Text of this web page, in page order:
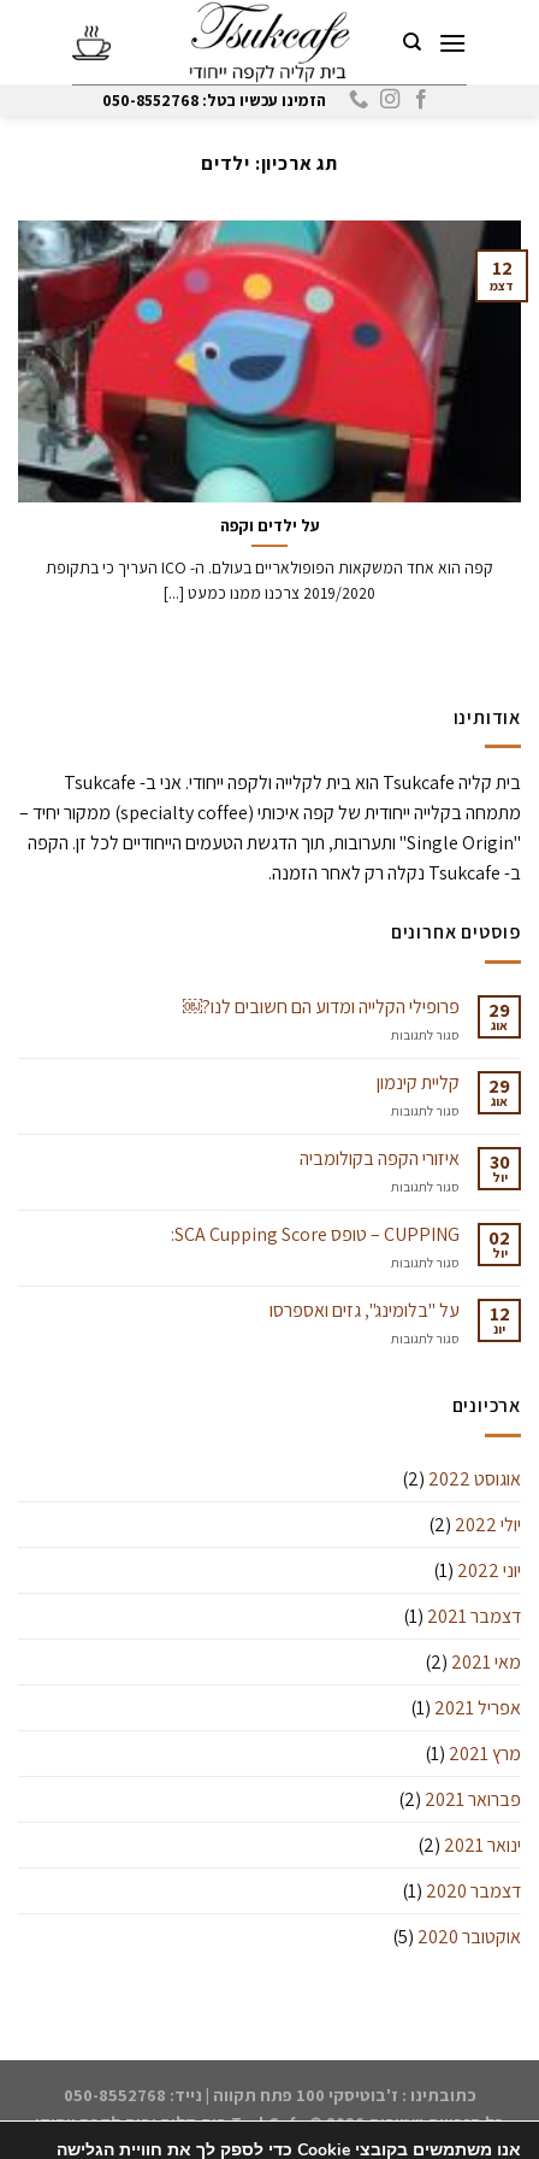
הזמינו עכשיו בטל: 050-8552768
תג ארכיון: ילדים
על ילדים וקפה
קפה הוא אחד המשקאות הפופולאריים בעולם. ה- ICO העריך כי בתקופת
2019/2020 צרכנו ממנו כמעט [...]
12
דצמ
אודותינו
בית קליה Tsukcafe הוא בית לקלייה ולקפה ייחודי. אני ב- Tsukcafe
מתמחה בקלייה ייחודית של קפה איכותי (specialty coffee) ממקור יחיד –
"Single Origin" ותערובות, תוך הדגשת הטעמים הייחודיים לכל זן. הקפה
ב- Tsukcafe נקלה רק לאחר הזמנה.
פוסטים אחרונים
29
אוג
פרופילי הקלייה ומדוע הם חשובים לנו?￼
סגור לתגובות
הקלייה
ומדוע
הם
לנו?
29
אוג
קליית קינמון
סגור לתגובות
קינמון
30
יול
איזורי הקפה בקולומביה
סגור לתגובות
הקפה
02
יול
CUPPING – טופס SCA Cupping Score:
סגור לתגובות
–
טופס
SCA
12
יונ
על "בלומינג", גזים ואספרסו
סגור לתגובות
ארכיונים
אוגוסט 2022
(2)
יולי 2022
(2)
יוני 2022
(1)
דצמבר 2021
(1)
מאי 2021
(2)
אפריל 2021
(1)
מרץ 2021
(1)
פברואר 2021
(2)
ינואר 2021
(2)
דצמבר 2020
(1)
אוקטובר 2020
(5)
כתובתינו : ז'בוטיסקי 100 פתח תקווה | נייד: 050-8552768
כל הזכויות שמורות 2026 ©
TsukCafe בית קליה ובית לקפה ייחודי
אנו משתמשים בקובצי Cookie כדי לספק לך את חוויית הגלישה